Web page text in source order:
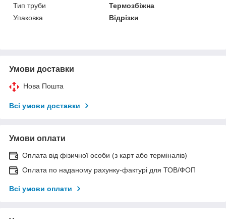
Тип труби
Термозбіжна
Упаковка
Відрізки
Умови доставки
Нова Пошта
Всі умови доставки
Умови оплати
Оплата від фізичної особи (з карт або терміналів)
Оплата по наданому рахунку-фактурі для ТОВ/ФОП
Всі умови оплати